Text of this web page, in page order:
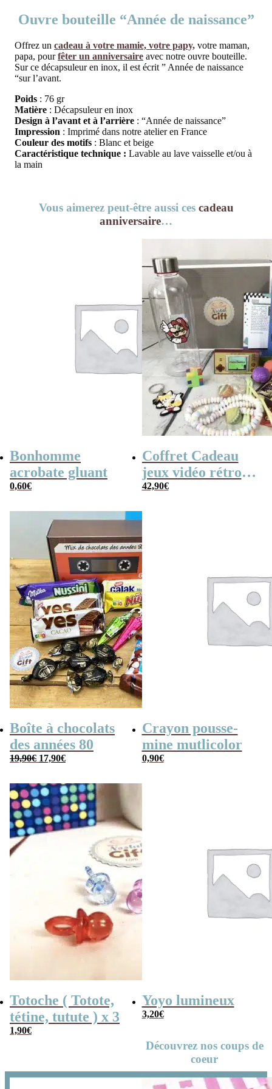
Ouvre bouteille “Année de naissance”
Offrez un cadeau à votre mamie, votre papy, votre maman,
papa, pourfêter un anniversaire avec notre ouvre bouteille.
Sur ce décapsuleur en inox, il est écrit ” Année de naissance
“sur l’avant.
Poids : 76 gr
Matière : Décapsuleur en inox
Design à l’avant et à l’arrière : “Année de naissance”
Impression : Imprimé dans notre atelier en France
Couleur des motifs : Blanc et beige
Caractéristique technique : Lavable au lave vaisselle et/ou à
la main
Vous aimerez peut-être aussi ces cadeau
anniversaire…
Bonhomme
acrobate gluant
0,60€
Coffret Cadeau
jeux vidéo rétro
(avec sa console de
42,90€
Boîte à chocolats
des années 80
19,90€ Le
était :
19,90€.
17,90€Le
est :
17,90€.
Crayon pousse-
mine mutlicolor
0,90€
Totoche ( Totote,
tétine, tutute ) x 3
1,90€
Yoyo lumineux
3,20€
Découvrez nos coups de
coeur